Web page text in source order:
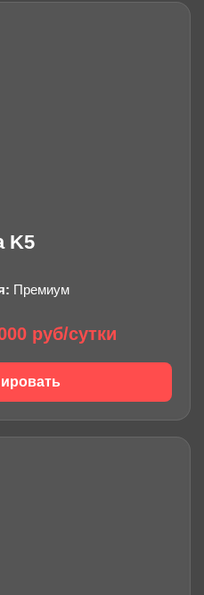
K5
Премиум
руб/сутки